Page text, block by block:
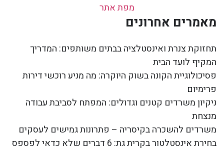
מפת אתר
מאמרים אחרונים
תחזוקת צנרת ואינסטלציה בבתים משותפים: המדריך
המקיף לועד הבית
פסיכולוגיית הקונה בשוק היוקרה: מה מניע רוכשי דירות
פרימיום
ניקיון משרדים קטנים וגדולים: המפתח לסביבת עבודה
מנצחת
משרדים להשכרה בקיסריה – פתרונות גמישים לעסקים
בחירת אינסטלטור בקרית גת: 6 דברים שלא כדאי לפספס